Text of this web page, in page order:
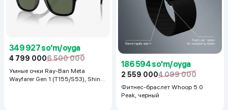
349 927 so'm/oyga
4 799 0006 500 000
Умные очки Ray-Ban Meta
Wayfarer Gen 1 (T155/S53), Shiny
186 594 so'm/oyga
2 559 0004 099 000
Фитнес-браслет Whoop 5.0
Peak, черный